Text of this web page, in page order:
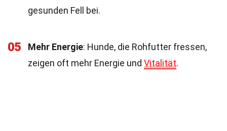
gesunden Fell bei.
05 Mehr Energie: Hunde, die Rohfutter fressen,
zeigen oft mehr Energie und Vitalität.